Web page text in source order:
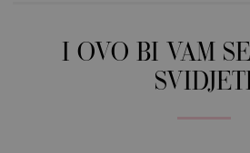
I OVO BI VAM